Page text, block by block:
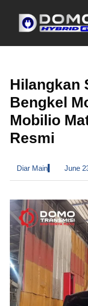
Hilangkan
Bengkel
Mobilio
Resmi
Diar Main June